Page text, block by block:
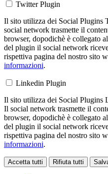
Twitter Plugin
Il sito utilizza dei Social Plugins
social network trasmette il
browser, dopodichè è collegato
del plugin il social network
rispettiva pagina del nostro sito
informazioni.
Linkedin Plugin
Il sito utilizza dei Social Plugins
Il social network trasmette il
browser, dopodichè è collegato
del plugin il social network
rispettiva pagina del nostro sito
informazioni.
Accetta tutti Rifiuta tutti